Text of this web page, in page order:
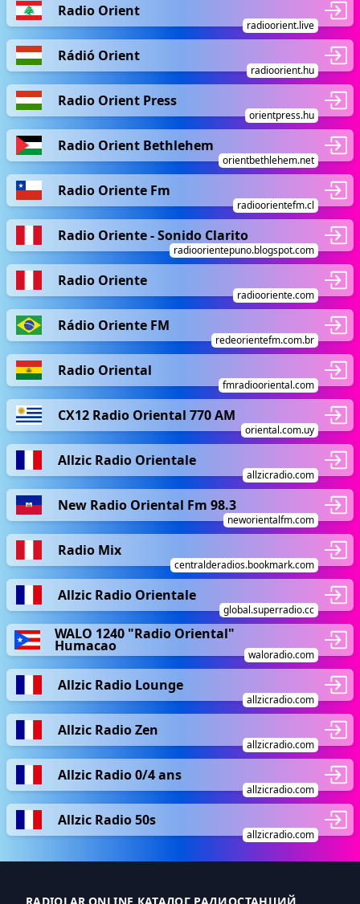
Radio Orient
radioorient.live
Rádió Orient
radioorient.hu
Radio Orient Press
orientpress.hu
Radio Orient Bethlehem
orientbethlehem.net
Radio Oriente Fm
radioorientefm.cl
Radio Oriente - Sonido Clarito
radioorientepuno.blogspot.com
Radio Oriente
radiooriente.com
Rádio Oriente FM
redeorientefm.com.br
Radio Oriental
fmradiooriental.com
CX12 Radio Oriental 770 AM
oriental.com.uy
Allzic Radio Orientale
allzicradio.com
New Radio Oriental Fm 98.3
neworientalfm.com
Radio Mix
centralderadios.bookmark.com
Allzic Radio Orientale
global.superradio.cc
WALO 1240 "Radio Oriental"
Humacao
waloradio.com
Allzic Radio Lounge
allzicradio.com
Allzic Radio Zen
allzicradio.com
Allzic Radio 0/4 ans
allzicradio.com
Allzic Radio 50s
allzicradio.com